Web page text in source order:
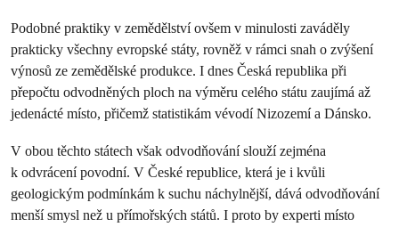
Podobné praktiky v zemědělství ovšem v minulosti zaváděly
prakticky všechny evropské státy, rovněž v rámci snah o zvýšení
výnosů ze zemědělské produkce. I dnes Česká republika při
přepočtu odvodněných ploch na výměru celého státu zaujímá až
jedenácté místo, přičemž statistikám vévodí Nizozemí a Dánsko.
V obou těchto státech však odvodňování slouží zejména
k odvrácení povodní. V České republice, která je i kvůli
geologickým podmínkám k suchu náchylnější, dává odvodňování
menší smysl než u přímořských států. I proto by experti místo